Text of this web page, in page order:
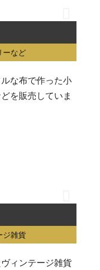
ーなど
な布で作った小
を販売していま
ジ雑貨
ィンテージ雑貨